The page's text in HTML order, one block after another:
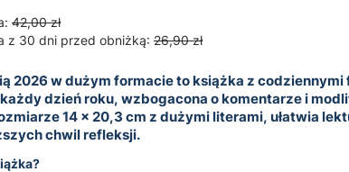
42,00 zł
z 30 dni przed obniżką: 26,90 zł
2026 w dużym formacie to książka z
dzień roku, wzbogacona o komentarze i
14 x 20,3 cm z dużymi literami, ułatwia
chwil refleksji.